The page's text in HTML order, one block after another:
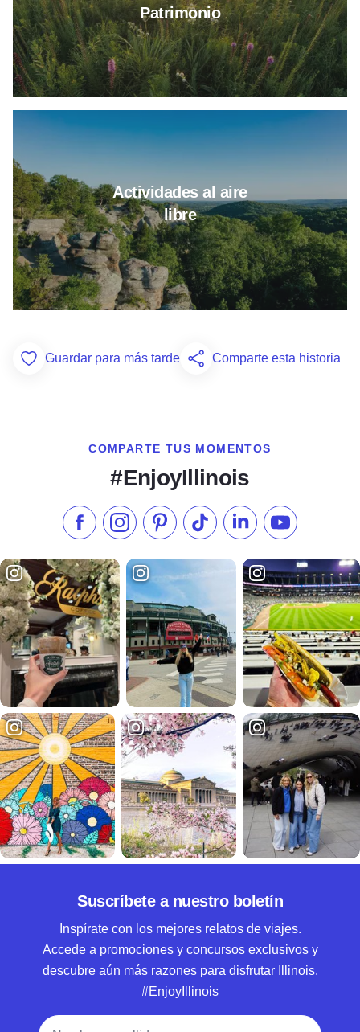
Patrimonio
Actividades al aire
libre
Más información sobre
Add to Favorites
Guardar para más tarde Comparte esta historia
COMPARTE TUS MOMENTOS
#EnjoyIllinois
Síganos en Facebook
Síganos en Instagram
Visite nuestro Pinterest
Síganos en TikTok
Síganos en LinkedIn
Suscríbase a
Suscríbete a nuestro boletín
Inspírate con los mejores relatos de viajes.
Accede a promociones y concursos exclusivos y
descubre aún más razones para disfrutar Illinois.
#EnjoyIllinois
Nombre y apellido